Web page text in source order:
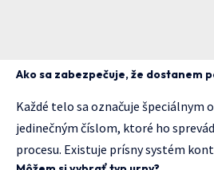
Ako sa zabezpečuje, že dostanem
Každé telo sa označuje
jedinečným číslom, ktoré ho
procesu. Existuje prísny systém